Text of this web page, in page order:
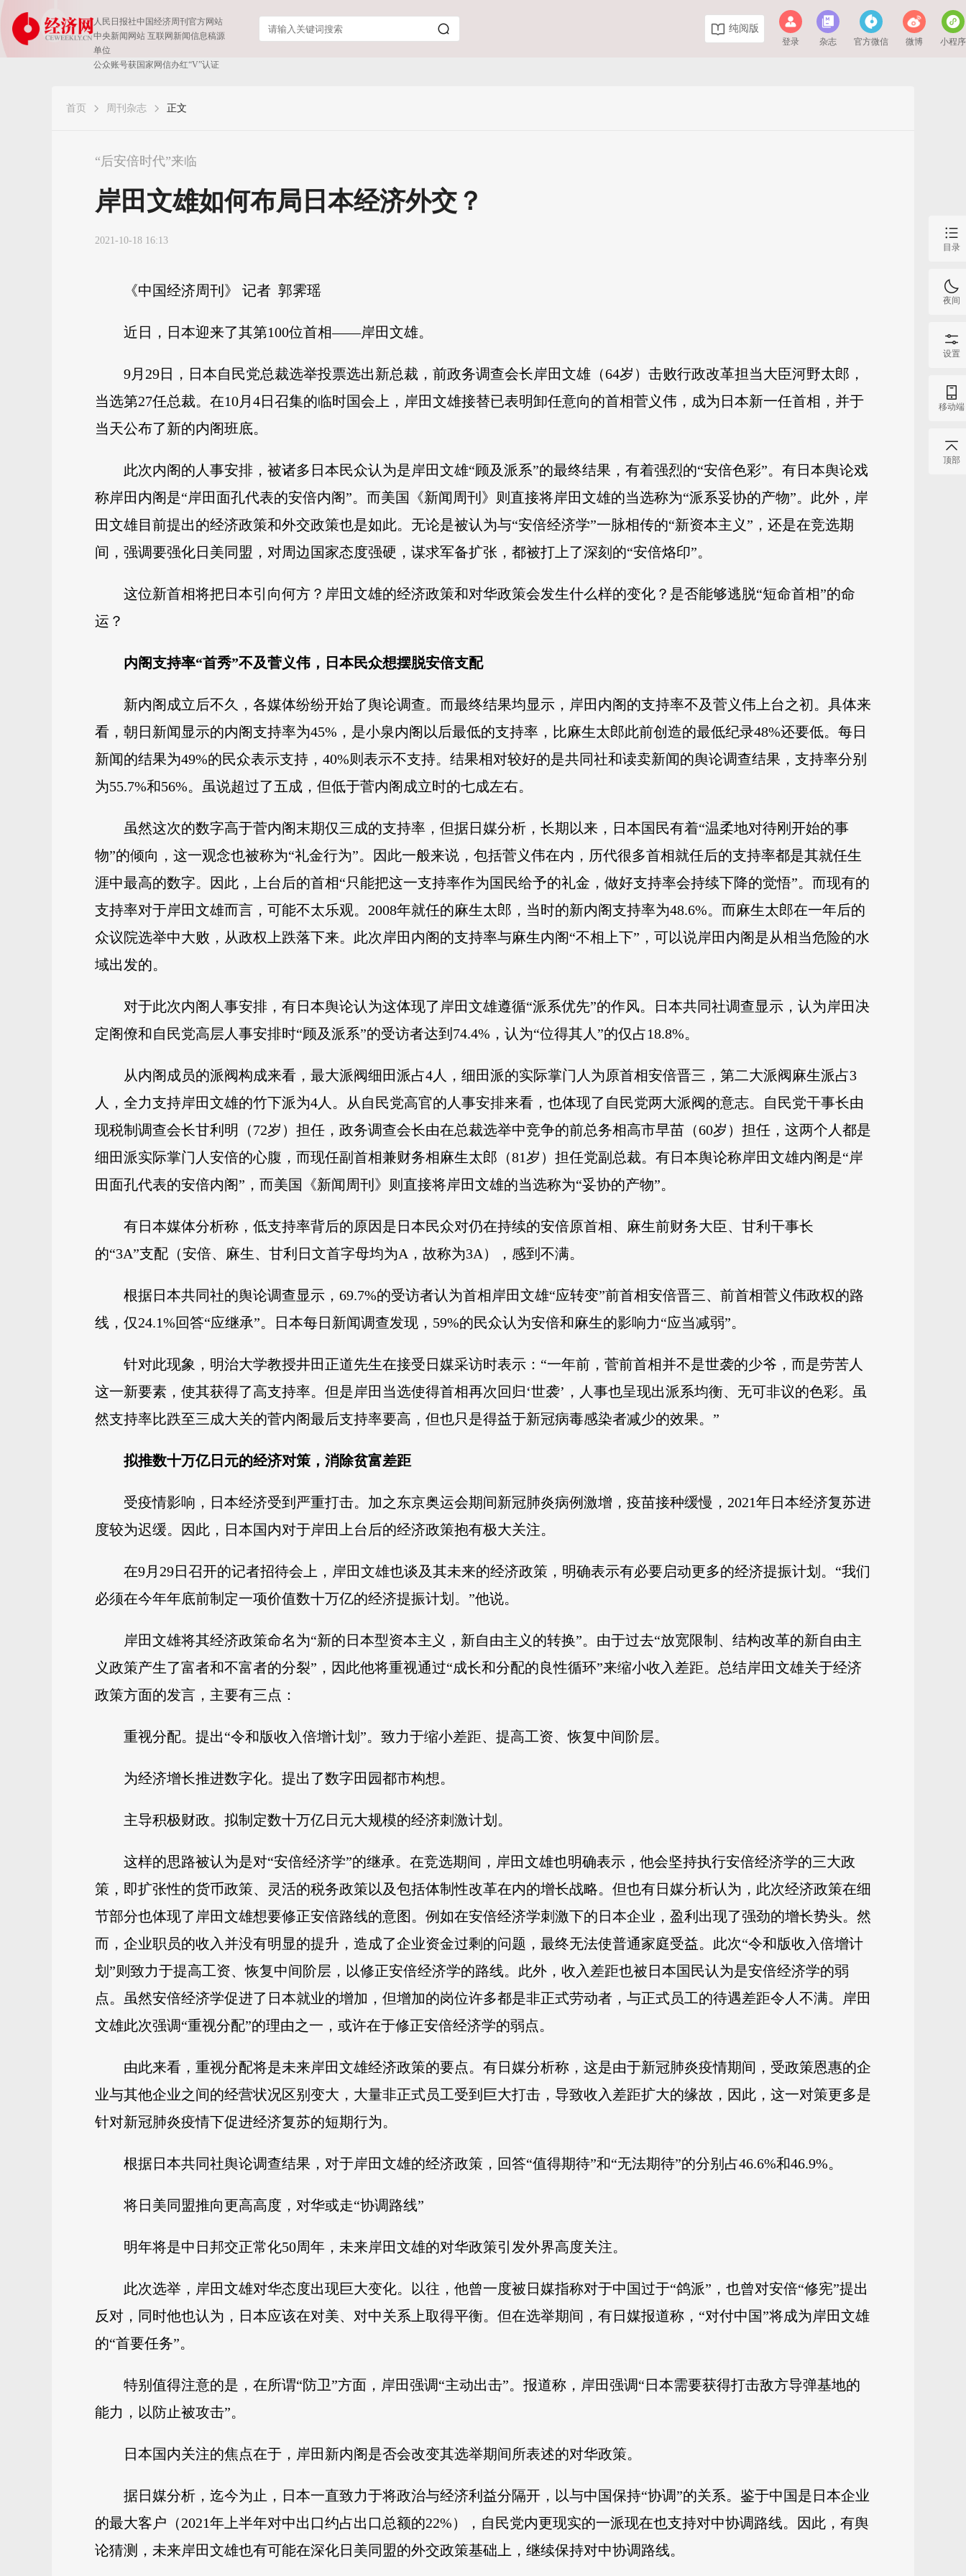
人民日报社中国经济周刊官方网站
中央新闻网站 互联网新闻信息稿源
单位
公众账号获国家网信办红“V”认证
纯阅版
登录 杂志 官方微信 微博 小程序
首页 周刊杂志 正文
“后安倍时代”来临
岸田文雄如何布局日本经济外交？
2021-10-18 16:13
《中国经济周刊》 记者 郭霁瑶
近日，日本迎来了其第100位首相——岸田文雄。
9月29日，日本自民党总裁选举投票选出新总裁，前政务调查会长岸田文雄（64岁）击败行政改革担当大臣河野太郎，
当选第27任总裁。在10月4日召集的临时国会上，岸田文雄接替已表明卸任意向的首相菅义伟，成为日本新一任首相，并于
当天公布了新的内阁班底。
此次内阁的人事安排，被诸多日本民众认为是岸田文雄“顾及派系”的最终结果，有着强烈的“安倍色彩”。有日本舆论戏
称岸田内阁是“岸田面孔代表的安倍内阁”。而美国《新闻周刊》则直接将岸田文雄的当选称为“派系妥协的产物”。此外，岸
田文雄目前提出的经济政策和外交政策也是如此。无论是被认为与“安倍经济学”一脉相传的“新资本主义”，还是在竞选期
间，强调要强化日美同盟，对周边国家态度强硬，谋求军备扩张，都被打上了深刻的“安倍烙印”。
这位新首相将把日本引向何方？岸田文雄的经济政策和对华政策会发生什么样的变化？是否能够逃脱“短命首相”的命
运？
内阁支持率“首秀”不及菅义伟，日本民众想摆脱安倍支配
新内阁成立后不久，各媒体纷纷开始了舆论调查。而最终结果均显示，岸田内阁的支持率不及菅义伟上台之初。具体来
看，朝日新闻显示的内阁支持率为45%，是小泉内阁以后最低的支持率，比麻生太郎此前创造的最低纪录48%还要低。每日
新闻的结果为49%的民众表示支持，40%则表示不支持。结果相对较好的是共同社和读卖新闻的舆论调查结果，支持率分别
为55.7%和56%。虽说超过了五成，但低于菅内阁成立时的七成左右。
虽然这次的数字高于菅内阁末期仅三成的支持率，但据日媒分析，长期以来，日本国民有着“温柔地对待刚开始的事
物”的倾向，这一观念也被称为“礼金行为”。因此一般来说，包括菅义伟在内，历代很多首相就任后的支持率都是其就任生
涯中最高的数字。因此，上台后的首相“只能把这一支持率作为国民给予的礼金，做好支持率会持续下降的觉悟”。而现有的
支持率对于岸田文雄而言，可能不太乐观。2008年就任的麻生太郎，当时的新内阁支持率为48.6%。而麻生太郎在一年后的
众议院选举中大败，从政权上跌落下来。此次岸田内阁的支持率与麻生内阁“不相上下”，可以说岸田内阁是从相当危险的水
域出发的。
对于此次内阁人事安排，有日本舆论认为这体现了岸田文雄遵循“派系优先”的作风。日本共同社调查显示，认为岸田决
定阁僚和自民党高层人事安排时“顾及派系”的受访者达到74.4%，认为“位得其人”的仅占18.8%。
从内阁成员的派阀构成来看，最大派阀细田派占4人，细田派的实际掌门人为原首相安倍晋三，第二大派阀麻生派占3
人，全力支持岸田文雄的竹下派为4人。从自民党高官的人事安排来看，也体现了自民党两大派阀的意志。自民党干事长由
现税制调查会长甘利明（72岁）担任，政务调查会长由在总裁选举中竞争的前总务相高市早苗（60岁）担任，这两个人都是
细田派实际掌门人安倍的心腹，而现任副首相兼财务相麻生太郎（81岁）担任党副总裁。有日本舆论称岸田文雄内阁是“岸
田面孔代表的安倍内阁”，而美国《新闻周刊》则直接将岸田文雄的当选称为“妥协的产物”。
有日本媒体分析称，低支持率背后的原因是日本民众对仍在持续的安倍原首相、麻生前财务大臣、甘利干事长
的“3A”支配（安倍、麻生、甘利日文首字母均为A，故称为3A），感到不满。
根据日本共同社的舆论调查显示，69.7%的受访者认为首相岸田文雄“应转变”前首相安倍晋三、前首相菅义伟政权的路
线，仅24.1%回答“应继承”。日本每日新闻调查发现，59%的民众认为安倍和麻生的影响力“应当减弱”。
针对此现象，明治大学教授井田正道先生在接受日媒采访时表示：“一年前，菅前首相并不是世袭的少爷，而是劳苦人
这一新要素，使其获得了高支持率。但是岸田当选使得首相再次回归‘世袭’，人事也呈现出派系均衡、无可非议的色彩。虽
然支持率比跌至三成大关的菅内阁最后支持率要高，但也只是得益于新冠病毒感染者减少的效果。”
拟推数十万亿日元的经济对策，消除贫富差距
受疫情影响，日本经济受到严重打击。加之东京奥运会期间新冠肺炎病例激增，疫苗接种缓慢，2021年日本经济复苏进
度较为迟缓。因此，日本国内对于岸田上台后的经济政策抱有极大关注。
在9月29日召开的记者招待会上，岸田文雄也谈及其未来的经济政策，明确表示有必要启动更多的经济提振计划。“我们
必须在今年年底前制定一项价值数十万亿的经济提振计划。”他说。
岸田文雄将其经济政策命名为“新的日本型资本主义，新自由主义的转换”。由于过去“放宽限制、结构改革的新自由主
义政策产生了富者和不富者的分裂”，因此他将重视通过“成长和分配的良性循环”来缩小收入差距。总结岸田文雄关于经济
政策方面的发言，主要有三点：
重视分配。提出“令和版收入倍增计划”。致力于缩小差距、提高工资、恢复中间阶层。
为经济增长推进数字化。提出了数字田园都市构想。
主导积极财政。拟制定数十万亿日元大规模的经济刺激计划。
这样的思路被认为是对“安倍经济学”的继承。在竞选期间，岸田文雄也明确表示，他会坚持执行安倍经济学的三大政
策，即扩张性的货币政策、灵活的税务政策以及包括体制性改革在内的增长战略。但也有日媒分析认为，此次经济政策在细
节部分也体现了岸田文雄想要修正安倍路线的意图。例如在安倍经济学刺激下的日本企业，盈利出现了强劲的增长势头。然
而，企业职员的收入并没有明显的提升，造成了企业资金过剩的问题，最终无法使普通家庭受益。此次“令和版收入倍增计
划”则致力于提高工资、恢复中间阶层，以修正安倍经济学的路线。此外，收入差距也被日本国民认为是安倍经济学的弱
点。虽然安倍经济学促进了日本就业的增加，但增加的岗位许多都是非正式劳动者，与正式员工的待遇差距令人不满。岸田
文雄此次强调“重视分配”的理由之一，或许在于修正安倍经济学的弱点。
由此来看，重视分配将是未来岸田文雄经济政策的要点。有日媒分析称，这是由于新冠肺炎疫情期间，受政策恩惠的企
业与其他企业之间的经营状况区别变大，大量非正式员工受到巨大打击，导致收入差距扩大的缘故，因此，这一对策更多是
针对新冠肺炎疫情下促进经济复苏的短期行为。
根据日本共同社舆论调查结果，对于岸田文雄的经济政策，回答“值得期待”和“无法期待”的分别占46.6%和46.9%。
将日美同盟推向更高高度，对华或走“协调路线”
明年将是中日邦交正常化50周年，未来岸田文雄的对华政策引发外界高度关注。
此次选举，岸田文雄对华态度出现巨大变化。以往，他曾一度被日媒指称对于中国过于“鸽派”，也曾对安倍“修宪”提出
反对，同时他也认为，日本应该在对美、对中关系上取得平衡。但在选举期间，有日媒报道称，“对付中国”将成为岸田文雄
的“首要任务”。
特别值得注意的是，在所谓“防卫”方面，岸田强调“主动出击”。报道称，岸田强调“日本需要获得打击敌方导弹基地的
能力，以防止被攻击”。
日本国内关注的焦点在于，岸田新内阁是否会改变其选举期间所表述的对华政策。
据日媒分析，迄今为止，日本一直致力于将政治与经济利益分隔开，以与中国保持“协调”的关系。鉴于中国是日本企业
的最大客户（2021年上半年对中出口约占出口总额的22%），自民党内更现实的一派现在也支持对中协调路线。因此，有舆
论猜测，未来岸田文雄也有可能在深化日美同盟的外交政策基础上，继续保持对中协调路线。
目录
夜间
设置
移动端
顶部